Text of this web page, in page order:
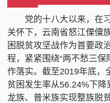
党的十八大以来，在习
关怀下，云南省怒江傈僳
困脱贫攻坚战作为首要政
程，紧紧围绕“两不愁三保
作落实。截至2019年底，
贫困发生率从56.24%下
龙族、普米族实现整族脱